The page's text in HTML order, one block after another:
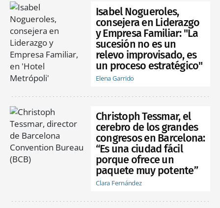
Isabel Nogueroles,
consejera en Liderazgo
y Empresa Familiar: "La
sucesión no es un
relevo improvisado, es
un proceso estratégico"
Elena Garrido
Christoph Tessmar, el
cerebro de los grandes
congresos en Barcelona:
“Es una ciudad fácil
porque ofrece un
paquete muy potente”
Clara Fernández